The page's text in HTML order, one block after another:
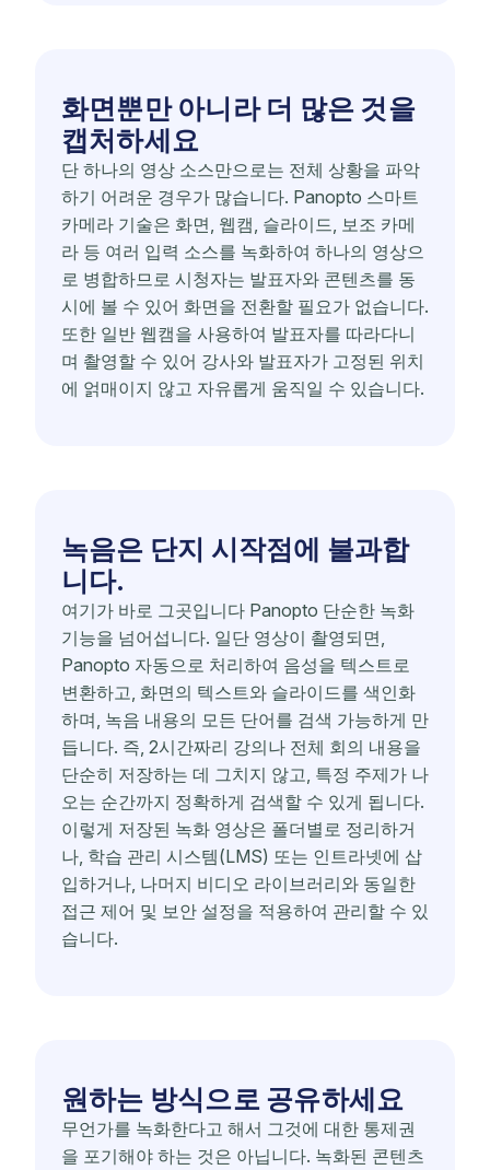
화면뿐만 아니라 더 많은 것을
캡처하세요
단 하나의 영상 소스만으로는 전체 상황을 파악
하기 어려운 경우가 많습니다. Panopto 스마트
카메라 기술은 화면, 웹캠, 슬라이드, 보조 카메
라 등 여러 입력 소스를 녹화하여 하나의 영상으
로 병합하므로 시청자는 발표자와 콘텐츠를 동
시에 볼 수 있어 화면을 전환할 필요가 없습니다.
또한 일반 웹캠을 사용하여 발표자를 따라다니
며 촬영할 수 있어 강사와 발표자가 고정된 위치
에 얽매이지 않고 자유롭게 움직일 수 있습니다.
녹음은 단지 시작점에 불과합
니다.
여기가 바로 그곳입니다 Panopto 단순한 녹화
기능을 넘어섭니다. 일단 영상이 촬영되면,
Panopto 자동으로 처리하여 음성을 텍스트로
변환하고, 화면의 텍스트와 슬라이드를 색인화
하며, 녹음 내용의 모든 단어를 검색 가능하게 만
듭니다. 즉, 2시간짜리 강의나 전체 회의 내용을
단순히 저장하는 데 그치지 않고, 특정 주제가 나
오는 순간까지 정확하게 검색할 수 있게 됩니다.
이렇게 저장된 녹화 영상은 폴더별로 정리하거
나, 학습 관리 시스템(LMS) 또는 인트라넷에 삽
입하거나, 나머지 비디오 라이브러리와 동일한
접근 제어 및 보안 설정을 적용하여 관리할 수 있
습니다.
원하는 방식으로 공유하세요
무언가를 녹화한다고 해서 그것에 대한 통제권
을 포기해야 하는 것은 아닙니다. 녹화된 콘텐츠